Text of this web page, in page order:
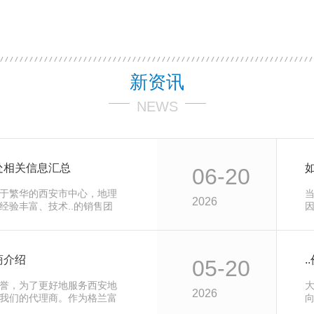
新资讯
NEWS
关信息汇总
繁华的西安市中心，地理
验丰富、技术..的销售团
06-20
2026
介绍
，为了更好地服务西安地
们的代理商。作为格兰富
05-20
2026
..